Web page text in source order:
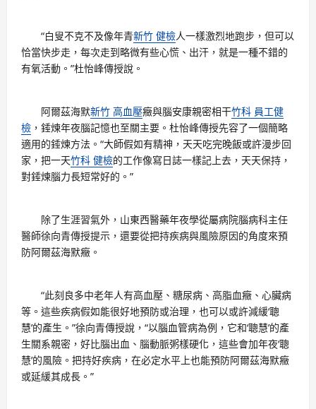
“白叟不克不及像年青新竹 健檢人一樣激烈地跑步，但可以
恰當快步走，每次走到略微有些心慌、出汗，就是一種不錯的
有氧活動。”杜怡峰傳授說。
阿爾茲海默新竹 高血壓癥與腦安康親密相干竹科 員工健
檢 ，錘煉年夜腦記憶也至關主要。杜怡峰傳授先容了一個簡略
適用的錘煉方法。“大師假如有精神，天天吃完晚飯或許漫步回
家，把一天竹科 健檢的工作像寫日誌一樣記上去，天天保持，
對錘煉腦力長短常好的。”
除了生涯習氣外，山東西醫藥年夜學從屬病院腦病科主任
醫師徐向青傳授提示，還要從把持疾病與風險原因的角度來預
防阿爾茲海默癥。
“此刻良多中老年人有高血壓、糖尿病、高脂血癥、心臟病
等。這些疾病假如能很好地預防或治理，也可以或許減緩‘聰
慧’的產生。”徐向青傳授說，“以腦血管病為例，它和‘聰慧’的產
生關系親密，好比腦出血、腦動脈粥樣硬化，這些會加年夜‘聰
慧’的風險。把持好疾病，在必定水平上也能預防阿爾茲海默癥
或延緩其成長。”